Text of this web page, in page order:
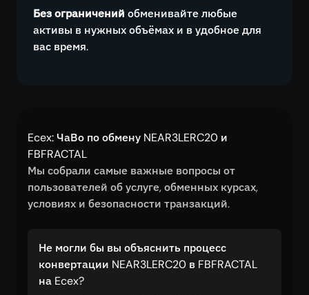
Без ограничений обменивайте любые
активы в нужных объёмах и в удобное для
вас время.
Ecex: ЧаВо по обмену NEAR3LERC20 и
FBFRACTAL
Мы собрали самые важные вопросы от
пользователей об услуге, обменных курсах,
условиях и безопасности транзакций.
Не могли бы вы объяснить процесс
конвертации NEAR3LERC20 в FBFRACTAL
на Ecex?